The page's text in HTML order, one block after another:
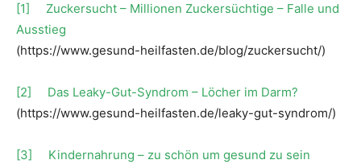
[1]
Zuckersucht – Millionen Zuckersüchtige – Falle und
Ausstieg
(https://www.gesund-heilfasten.de/blog/zuckersucht/)
[2]
Das Leaky-Gut-Syndrom – Löcher im Darm?
(https://www.gesund-heilfasten.de/leaky-gut-syndrom/)
[3]
Kindernahrung – zu schön um gesund zu sein